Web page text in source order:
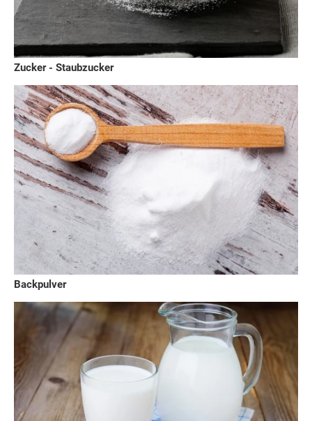
Zucker - Staubzucker
Backpulver